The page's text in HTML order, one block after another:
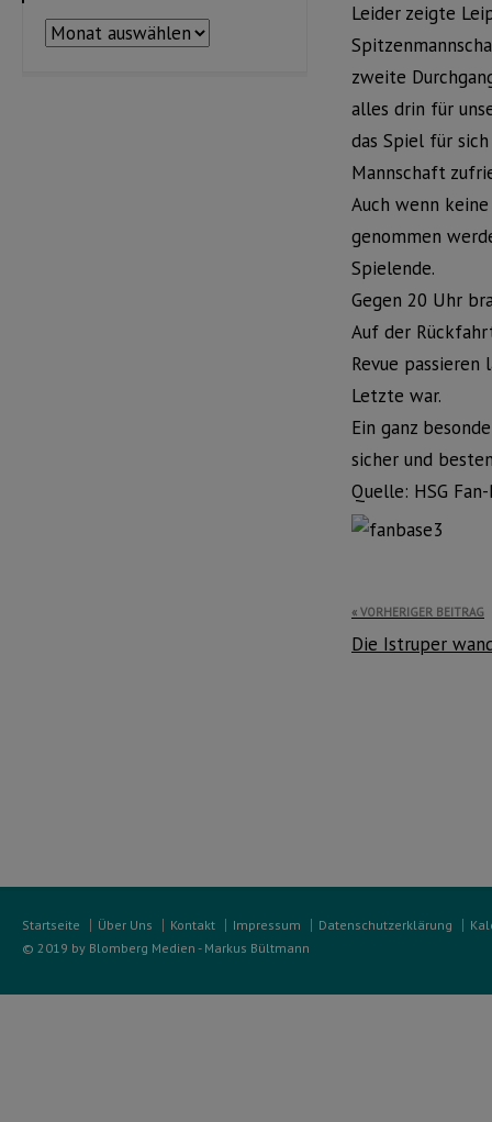
Leider zeigte
zweite
alles drin für
das Spiel für
Mannschaft
Auch wenn
genommen
Spielende.
Gegen 20 Uhr
Auf der
Revue
Letzte war.
Ein ganz
sicher und
Quelle: HSG
VORHERIGER BEITRAG
Die Istruper
Archiv
Startseite Über Uns Kontakt Impressum Datenschutzerklärung
© 2019 by Blomberg Medien - Markus Bültmann